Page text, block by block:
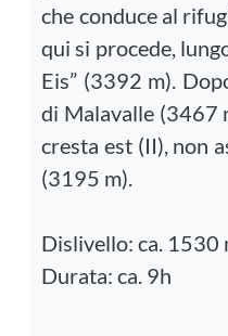
che conduce al
qui si procede,
Eis” (3392 m).
di Malavalle (3467
cresta est (II), non
(3195 m).
Dislivello: ca. 1530
Durata: ca. 9h